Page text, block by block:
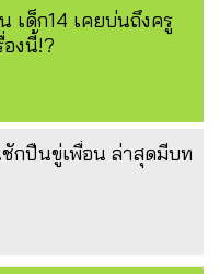
เด็ก14 เคยบ่นถึงครู
งนี้!?
กปืนขู่เพื่อน ล่าสุดมีบท